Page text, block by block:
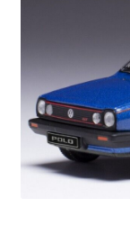
On Tour
Kontakt